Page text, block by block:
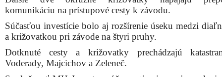
komunikáciu na prístupové cesty k závodu.
Súčasťou investície bolo aj rozšírenie úseku medzi
a križovatkou pri závode na štyri pruhy.
Dotknuté cesty a križovatky prechádzajú
Voderady, Majcichov a Zeleneč.